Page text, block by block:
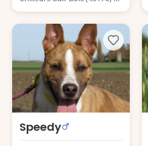
ance
Speedy